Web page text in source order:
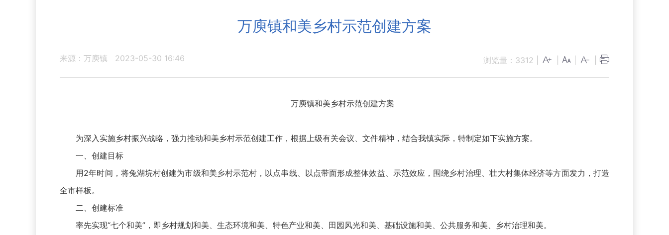
万庾镇和美乡村示范创建方案
来源：万庾镇 2023-05-30 16:46 浏览量： 3312
万庾镇和美乡村示范创建方案
为深入实施乡村振兴战略，强力推动和美乡村示范创建工作，根据上级有关会议、文件精神，结合我镇实际，特制定如下实施方案。
一、创建目标
用2年时间，将兔湖垸村创建为市级和美乡村示范村，以点串线、以点带面形成整体效益、示范效应，围绕乡村治理、壮大村集体经济等方面发力，打造
全市样板。
二、创建标准
率先实现“七个和美”，即乡村规划和美、生态环境和美、特色产业和美、田园风光和美、基础设施和美、公共服务和美、乡村治理和美。